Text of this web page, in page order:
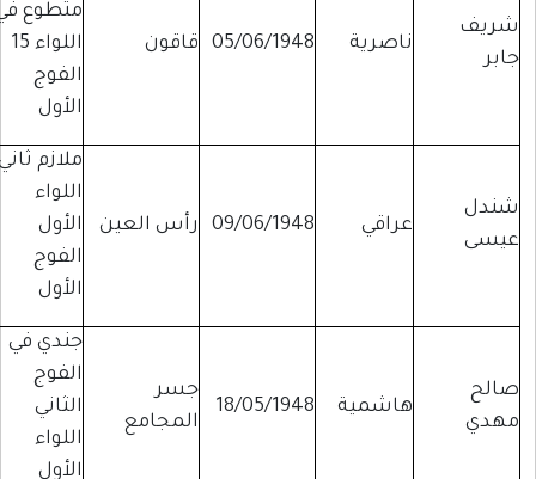
متطوع في
اللواء 15
الفوج
الأول
قاقون 05/06/1948 ناصرية
شريف
جابر
ملازم ثاني
اللواء
الأول
الفوج
الأول
رأس العين 09/06/1948 عراقي
شندل
عيسى
جندي في
الفوج
الثاني
اللواء
الأول
جسر
المجامع
18/05/1948 هاشمية
صالح
مهدي